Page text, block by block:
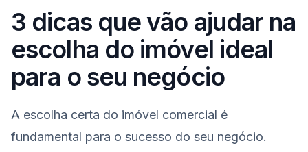
3 dicas que vão ajudar na
escolha do imóvel ideal
para o seu negócio
A escolha certa do imóvel comercial é
fundamental para o sucesso do seu negócio.